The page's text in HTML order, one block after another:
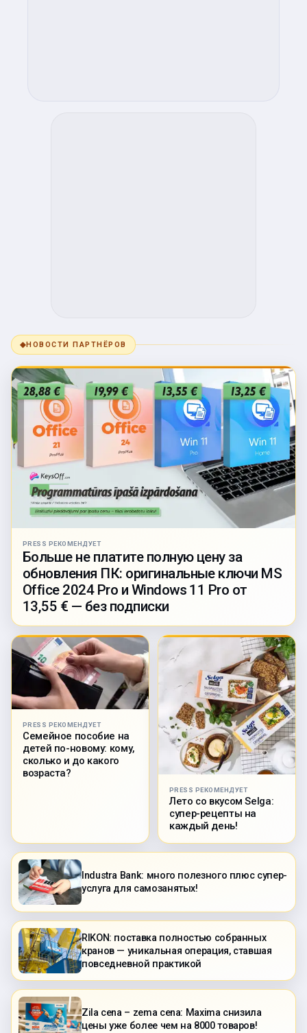
◆НОВОСТИ ПАРТНЁРОВ
PRESS РЕКОМЕНДУЕТ
Больше не платите полную цену за
обновления ПК: оригинальные ключи MS
Office 2024 Pro и Windows 11 Pro от
13,55 € — без подписки
PRESS РЕКОМЕНДУЕТ
Семейное пособие на
детей по-новому: кому,
сколько и до какого
возраста?
PRESS РЕКОМЕНДУЕТ
Лето со вкусом Selga:
супер-рецепты на
каждый день!
Industra Bank: много полезного плюс супер-
услуга для самозанятых!
RIKON: поставка полностью собранных
кранов — уникальная операция, ставшая
повседневной практикой
Zila cena – zema cena: Maxima снизила
цены уже более чем на 8000 товаров!